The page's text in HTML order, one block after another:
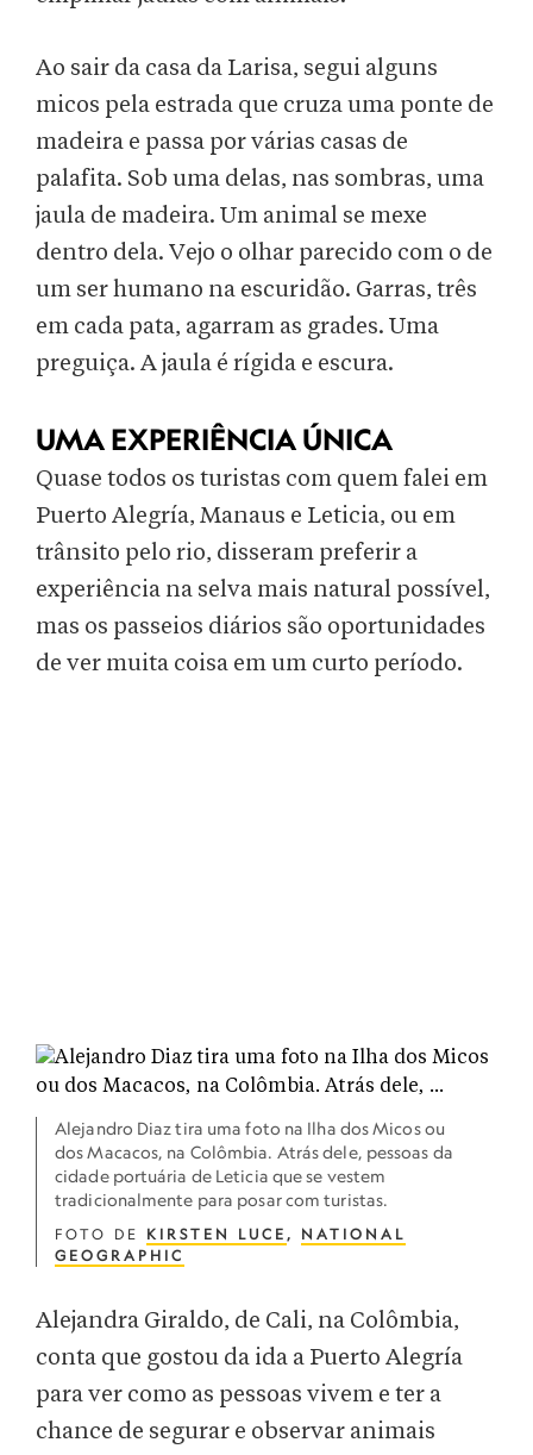
Ao sair da casa da Larisa, segui alguns
micos pela estrada que cruza uma ponte de
madeira e passa por várias casas de
palafita. Sob uma delas, nas sombras, uma
jaula de madeira. Um animal se mexe
dentro dela. Vejo o olhar parecido com o de
um ser humano na escuridão. Garras, três
em cada pata, agarram as grades. Uma
preguiça. A jaula é rígida e escura.
UMA EXPERIÊNCIA ÚNICA
Quase todos os turistas com quem falei em
Puerto Alegría, Manaus e Leticia, ou em
trânsito pelo rio, disseram preferir a
experiência na selva mais natural possível,
mas os passeios diários são oportunidades
de ver muita coisa em um curto período.
Alejandro Diaz tira uma foto na Ilha dos Micos ou
dos Macacos, na Colômbia. Atrás dele, pessoas da
cidade portuária de Leticia que se vestem
tradicionalmente para posar com turistas.
FOTO DE KIRSTEN LUCE , NATIONAL
GEOGRAPHIC
Alejandra Giraldo, de Cali, na Colômbia,
conta que gostou da ida a Puerto Alegría
para ver como as pessoas vivem e ter a
chance de segurar e observar animais